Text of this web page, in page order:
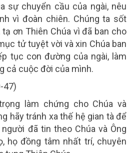
sự chuyển cầu của ngài, nêu
vì đoàn chiên. Chúng ta sốt
tạ ơn Thiên Chúa vì đã ban cho
tử tuyệt vời và xin Chúa ban
tục con đường của ngài, làm
cả cuộc đời của mình.
47)
làm chứng cho Chúa và
hãy tránh xa thế hệ gian tà để
đã tin theo Chúa và Ông
họ đồng tâm nhất trí, chuyên